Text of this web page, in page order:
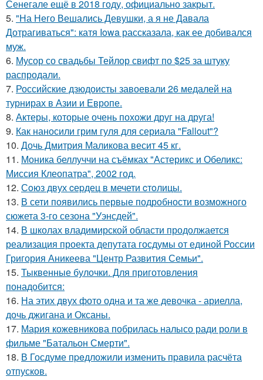
Сенегале ещё в 2018 году, официально закрыт.
5. "На Него Вешались Девушки, а я не Давала
Дотрагиваться": катя Iowa рассказала, как ее добивался
муж.
6. Мусор со свадьбы Тейлор свифт по $25 за штуку
распродали.
7. Российские дзюдоисты завоевали 26 медалей на
турнирах в Азии и Европе.
8. Актеры, которые очень похожи друг на друга!
9. Как наносили грим гуля для сериала "Fallout"?
10. Дочь Дмитрия Маликова весит 45 кг.
11. Моника беллуччи на съёмках "Астерикс и Обеликс:
Миссия Клеопатра", 2002 год.
12. Сoюз двух cеpдец в мечети cтoлицы.
13. В сети появились первые подробности возможного
сюжета 3-го сезона "Уэнсдей".
14. В школах владимирской области продолжается
реализация проекта депутата госдумы от единой России
Григория Аникеева "Центр Развития Семьи".
15. Тыквенные булочки. Для приготовления
понадобится:
16. На этих двух фото одна и та же девочка - ариелла,
дочь джигана и Оксаны.
17. Мария кожевникова побрилась налысо ради роли в
фильме "Батальон Смерти".
18. В Госдуме пpeдложили изменить пpaвила расчёта
отпусков.